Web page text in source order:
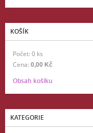
KOŠÍK
Počet: 0 ks
Cena: 0,00 Kč
Obsah košíku
KATEGORIE